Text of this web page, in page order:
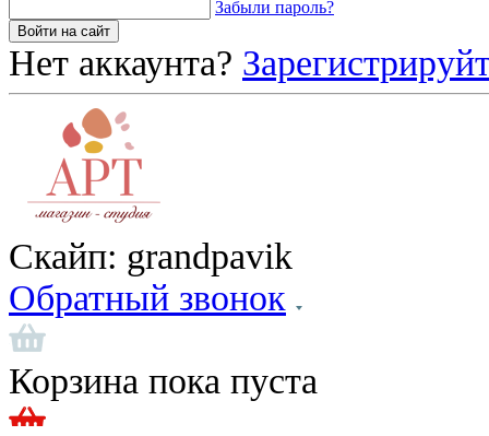
Забыли пароль?
Нет аккаунта?
Скайп: grandpavik
Обратный звонок
Корзина пока пуста